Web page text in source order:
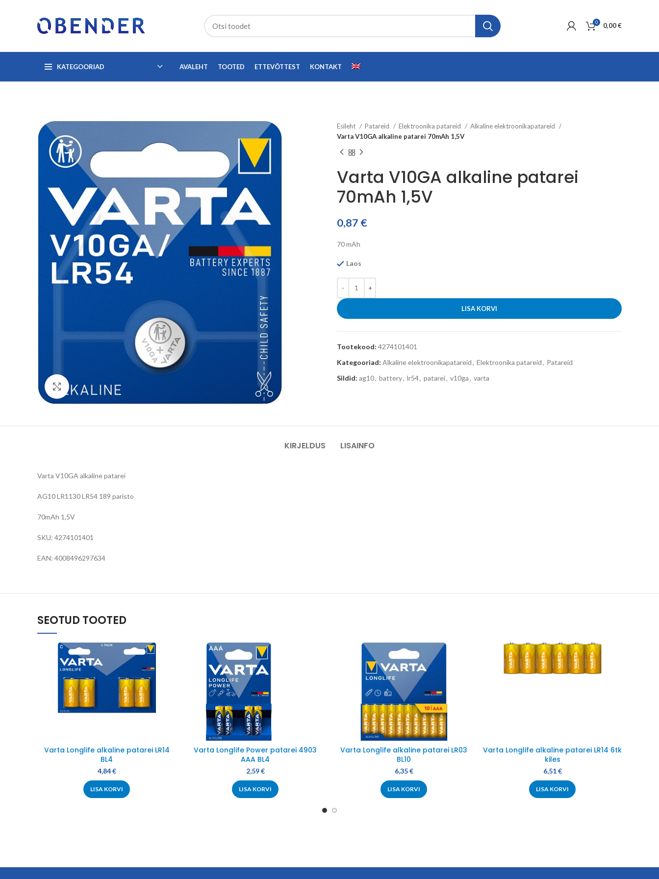
0 0,00€
KATEGOORIAD AVALEHT TOOTED ETTEVÕTTEST KONTAKT
Click to enlarge
Esileht Patareid Elektroonika patareid
Alkaline elektroonikapatareid
Varta V10GA alkaline patarei 70mAh 1,5V
Varta V10GA alkaline patarei
70mAh 1,5V
0,87 €
70 mAh
Laos
LISA KORVI
Tootekood: 4274101401
Kategooriad: Alkaline elektroonikapatareid, Elektroonika patareid, Patareid
Sildid: ag10, battery, lr54, patarei, v10ga, varta
KIRJELDUS LISAINFO
Varta V10GA alkaline patarei
AG10 LR1130 LR54 189 paristo
70mAh 1,5V
SKU: 4274101401
EAN: 4008496297634
SEOTUD TOOTED
Varta Longlife alkaline patarei LR14
BL4
4,84€
LISA KORVI
Varta Longlife Power patarei 4903
AAA BL4
2,59€
LISA KORVI
Varta Longlife alkaline patarei LR03
BL10
6,35€
LISA KORVI
Varta Longlife alkaline patarei LR14 6tk
kiles
6,51€
LISA KORVI